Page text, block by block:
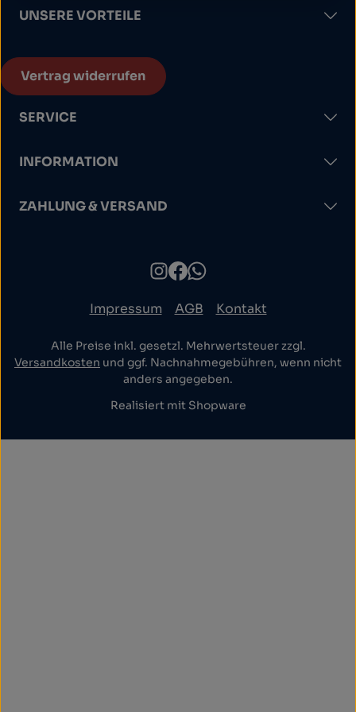
UNSERE VORTEILE
Vertrag widerrufen
SERVICE
INFORMATION
ZAHLUNG & VERSAND
Impressum AGB Kontakt
Alle Preise inkl. gesetzl. Mehrwertsteuer zzgl.
Versandkosten und ggf. Nachnahmegebühren, wenn nicht
anders angegeben.
Realisiert mit Shopware